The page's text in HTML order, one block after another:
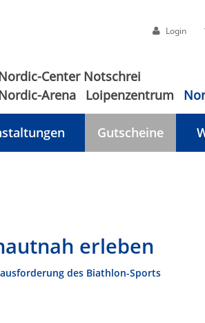
Login
Center Notschrei
Arena
Loipenzentrum
Gutscheine
erleben
des Biathlon-Sports